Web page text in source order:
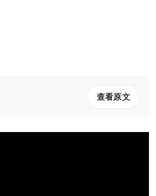
查看原文